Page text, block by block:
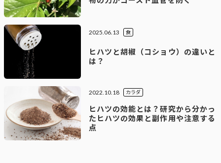
2025.06.13
ヒハツと胡椒（コショウ）の違いと
は？
食
2022.10.18
ヒハツの効能とは？研究から分かっ
たヒハツの効果と副作用や注意する
点
カラダ